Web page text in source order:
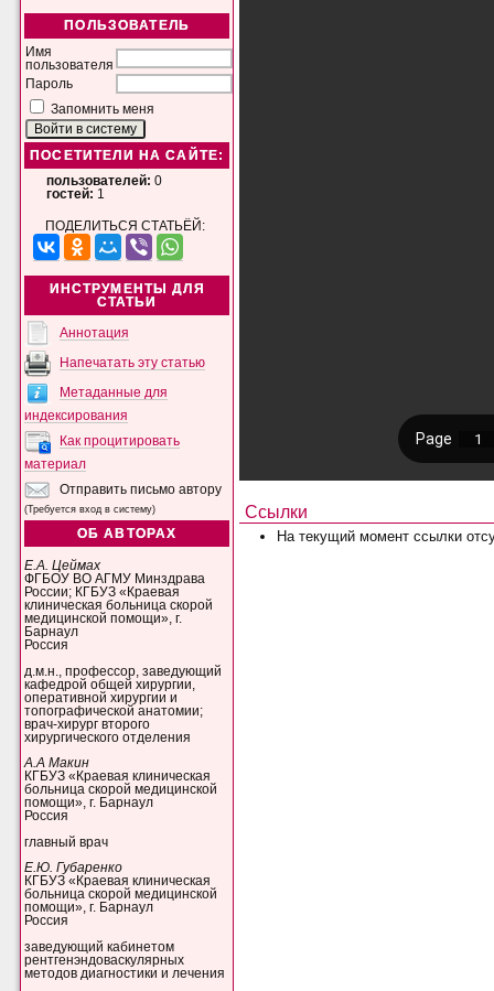
ПОЛЬЗОВАТЕЛЬ
Имя
пользователя
Пароль
Запомнить меня
ПОСЕТИТЕЛИ НА САЙТЕ:
пользователей: 0
гостей: 1
ПОДЕЛИТЬСЯ СТАТЬЁЙ:
ИНСТРУМЕНТЫ ДЛЯ
СТАТЬИ
Аннотация
Напечатать эту статью
Метаданные для
индексирования
Как процитировать
материал
Отправить письмо автору
(Требуется вход в систему)
ОБ АВТОРАХ
Е.А. Цеймах
ФГБОУ ВО АГМУ Минздрава
России; КГБУЗ «Краевая
клиническая больница скорой
медицинской помощи», г.
Барнаул
Россия
д.м.н., профессор, заведующий
кафедрой общей хирургии,
оперативной хирургии и
топографической анатомии;
врач-хирург второго
хирургического отделения
А.А Макин
КГБУЗ «Краевая клиническая
больница скорой медицинской
помощи», г. Барнаул
Россия
главный врач
Е.Ю. Губаренко
КГБУЗ «Краевая клиническая
больница скорой медицинской
помощи», г. Барнаул
Россия
заведующий кабинетом
рентгенэндоваскулярных
методов диагностики и лечения
Ссылки
На текущий момент ссылки